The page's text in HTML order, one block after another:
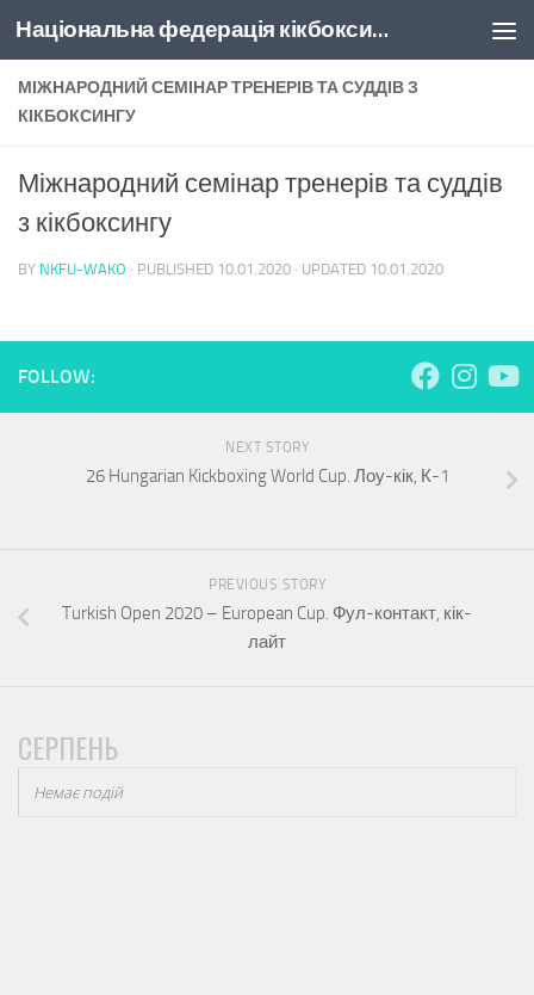
Skip to content Національна федерація кікбоксингу України
МІЖНАРОДНИЙ СЕМІНАР ТРЕНЕРІВ ТА СУДДІВ З
КІКБОКСИНГУ
Міжнародний семінар тренерів та суддів
з кікбоксингу
BY NKFU-WAKO · PUBLISHED 10.01.2020 · UPDATED 10.01.2020
FOLLOW:
NEXT STORY
26 Hungarian Kickboxing World Cup. Лоу-кік, К-1
PREVIOUS STORY
Turkish Open 2020 – European Cup. Фул-контакт, кік-
лайт
СЕРПЕНЬ
Немає подій